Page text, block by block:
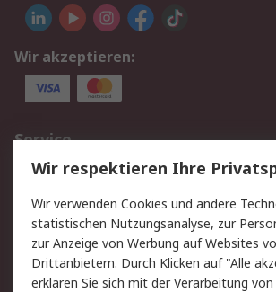
Wir akzeptieren:
Service
Value Added Services
Rücksendungen
Kontakt
Hilfe
Rechtliches
Wir respektieren Ihre
Wir verwenden Cookies und andere
statistischen Nutzungsanalyse, zur
zur Anzeige von Werbung auf Websites
Drittanbietern. Durch Klicken auf "Alle
erklären Sie sich mit der Verarbeitung